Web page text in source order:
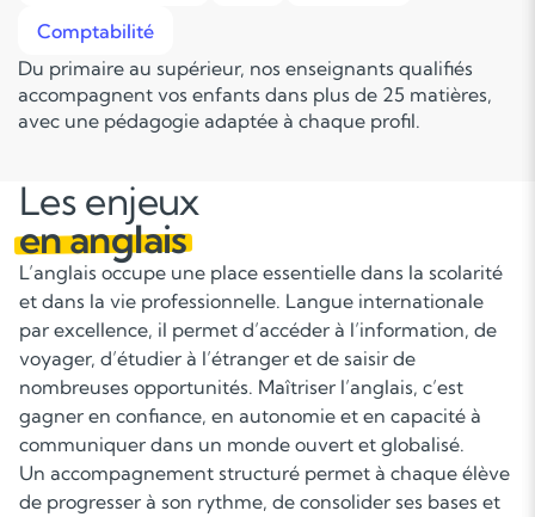
Comptabilité
Du primaire au supérieur, nos enseignants qualifiés
accompagnent vos enfants dans plus de 25 matières,
avec une pédagogie adaptée à chaque profil.
Les enjeux
en anglais
L’anglais occupe une place essentielle dans la scolarité
et dans la vie professionnelle. Langue internationale
par excellence, il permet d’accéder à l’information, de
voyager, d’étudier à l’étranger et de saisir de
nombreuses opportunités. Maîtriser l’anglais, c’est
gagner en confiance, en autonomie et en capacité à
communiquer dans un monde ouvert et globalisé.
Un accompagnement structuré permet à chaque élève
de progresser à son rythme, de consolider ses bases et